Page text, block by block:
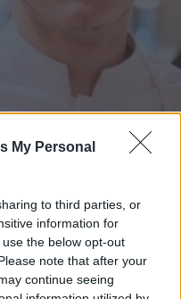
My Personal
to third parties, or
information for
the below opt-out
note that after your
continue seeing
cosa
volto ufficiale di